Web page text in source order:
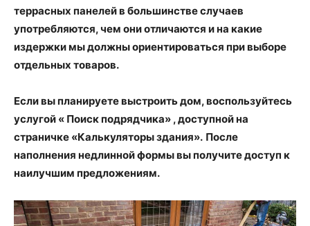
террасных панелей в большинстве случаев
употребляются, чем они отличаются и на какие
издержки мы должны ориентироваться при выборе
отдельных товаров.
Если вы планируете выстроить дом, воспользуйтесь
услугой « Поиск подрядчика» , доступной на
страничке «Калькуляторы здания». После
наполнения недлинной формы вы получите доступ к
наилучшим предложениям.